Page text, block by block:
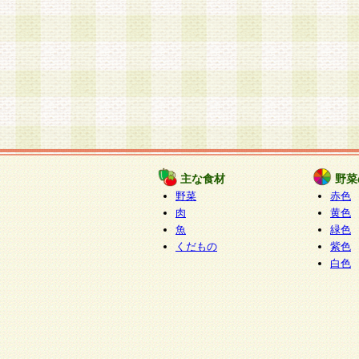
主な食材
野菜
肉
魚
くだもの
野
赤色
黄色
緑色
紫色
白色